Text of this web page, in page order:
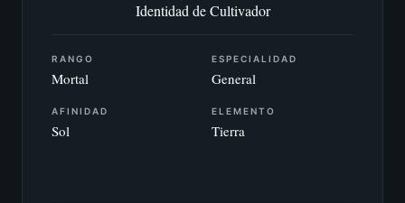
Identidad de Cultivador
RANGO
Mortal
ESPECIALIDAD
General
AFINIDAD
Sol
ELEMENTO
Tierra